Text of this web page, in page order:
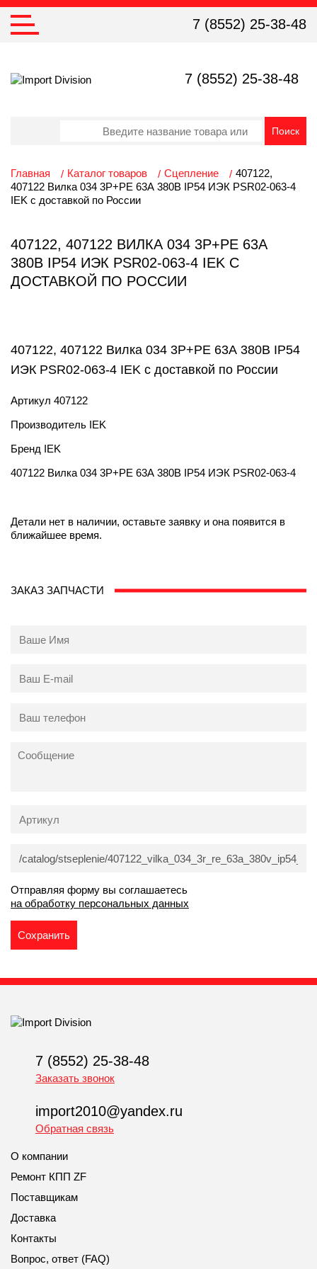
7 (8552) 25-38-48
7 (8552) 25-38-48
Главная Каталог товаров Сцепление
407122,
407122 Вилка 034 3Р+РЕ 63А 380В IP54 ИЭК PSR02-063-4
IEK с доставкой по России
407122, 407122 ВИЛКА 034 3Р+РЕ 63А
380В IP54 ИЭК PSR02-063-4 IEK С
ДОСТАВКОЙ ПО РОССИИ
407122, 407122 Вилка 034 3Р+РЕ 63А 380В IP54
ИЭК PSR02-063-4 IEK с доставкой по России
Артикул 407122
Производитель IEK
Бренд IEK
407122 Вилка 034 3Р+РЕ 63А 380В IP54 ИЭК PSR02-063-4
Детали нет в наличии, оставьте заявку и она появится в
ближайшее время.
ЗАКАЗ ЗАПЧАСТИ
Отправляя форму вы соглашаетесь
на обработку персональных данных
7 (8552) 25-38-48
Заказать звонок
import2010@yandex.ru
Обратная связь
О компании
Ремонт КПП ZF
Поставщикам
Доставка
Контакты
Вопрос, ответ (FAQ)